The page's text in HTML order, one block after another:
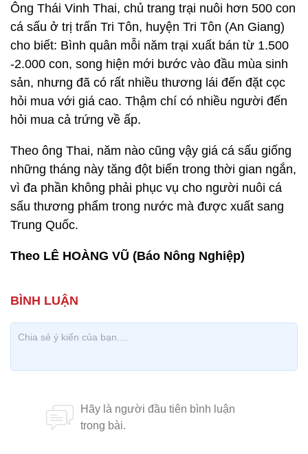
Ông Thái Vinh Thai, chủ trang trại nuôi hơn 500 con
cá sấu ở trị trấn Tri Tôn, huyện Tri Tôn (An Giang)
cho biết: Bình quân mỗi năm trại xuất bán từ 1.500
-2.000 con, song hiện mới bước vào đầu mùa sinh
sản, nhưng đã có rất nhiều thương lái đến đặt cọc
hỏi mua với giá cao. Thậm chí có nhiều người đến
hỏi mua cả trứng về ấp.
Theo ông Thai, năm nào cũng vậy giá cá sấu giống
những tháng này tăng đột biến trong thời gian ngắn,
vì đa phần không phải phục vụ cho người nuôi cá
sấu thương phẩm trong nước mà được xuất sang
Trung Quốc.
Theo LÊ HOÀNG VŨ (Báo Nông Nghiệp)